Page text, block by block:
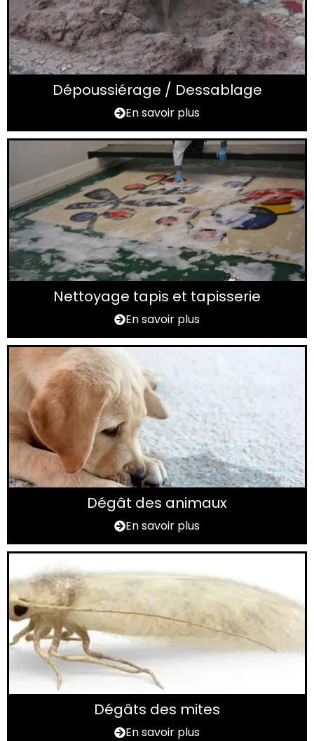
Dépoussiérage / Dessablage
En savoir plus
Nettoyage tapis et tapisserie
En savoir plus
Dégât des animaux
En savoir plus
Dégâts des mites
En savoir plus